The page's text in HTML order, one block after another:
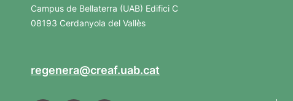
Campus de Bellaterra (UAB) Edifici C
08193 Cerdanyola del Vallès
regenera@creaf.uab.cat